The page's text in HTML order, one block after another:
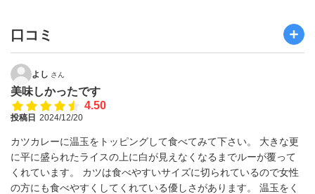
口コミ
よし さん
美味しかったです
4.50
投稿日 2024/12/20
カツカレーに温玉をトッピングして食べてみて下さい。 大きな更
に平に盛られたライスの上に白が見えなくなるまでルーが覆って
くれています。 カツは食べやすいサイズに切られているので女性
の方にも食べやすくしてくれている優しさがあります。 温玉をく